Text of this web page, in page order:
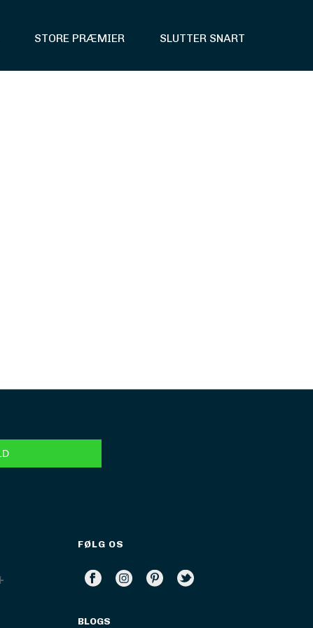
STORE PRÆMIER SLUTTER SNART
FØLG OS
BLOGS